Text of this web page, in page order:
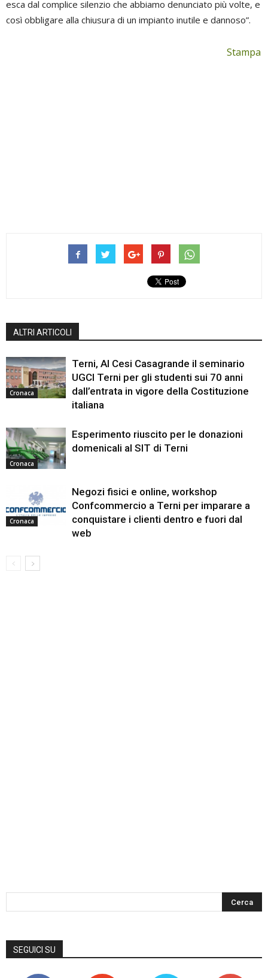
esca dal complice silenzio che abbiamo denunciato più volte, e
così obbligare alla chiusura di un impianto inutile e dannoso”.
Stampa
ALTRI ARTICOLI
Cronaca
Terni, Al Cesi Casagrande il seminario
UGCI Terni per gli studenti sui 70 anni
dall’entrata in vigore della Costituzione
italiana
Cronaca
Esperimento riuscito per le donazioni
domenicali al SIT di Terni
Cronaca
Negozi fisici e online, workshop
Confcommercio a Terni per imparare a
conquistare i clienti dentro e fuori dal
web
SEGUICI SU